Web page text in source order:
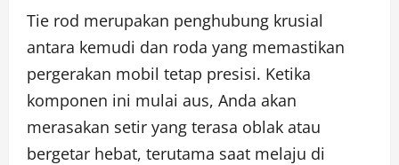
Tie rod merupakan penghubung krusial
antara kemudi dan roda yang memastikan
pergerakan mobil tetap presisi. Ketika
komponen ini mulai aus, Anda akan
merasakan setir yang terasa oblak atau
bergetar hebat, terutama saat melaju di